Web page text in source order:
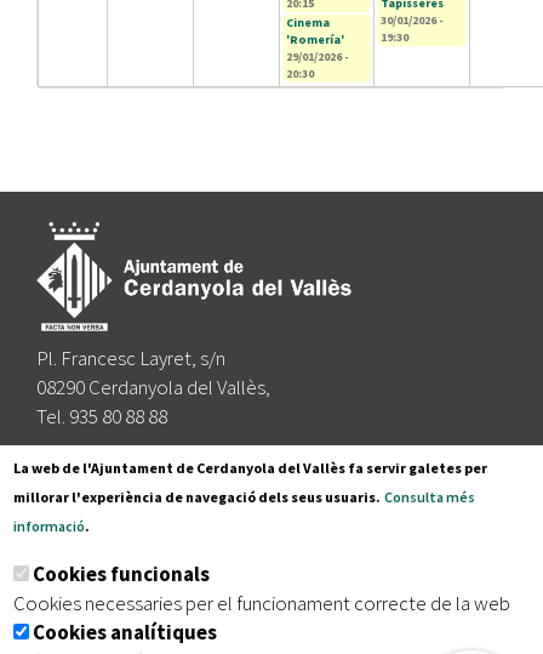
Cinema
'Romería'
29/01/2026 -
20:30
30/01/2026 -
19:30
Pl. Francesc Layret, s/n
08290 Cerdanyola del Vallès,
Tel. 935 80 88 88
Segueix-nos a:
Subscriu-te al nostre butlletí
Inici | Avís legal | Protecció de dades
La web de l'Ajuntament de Cerdanyola del Vallès fa servir galetes per
millorar l'experiència de navegació dels seus usuaris. Consulta més
informació.
Cookies funcionals
Cookies necessaries per el funcionament correcte de la web
Cookies analítiques